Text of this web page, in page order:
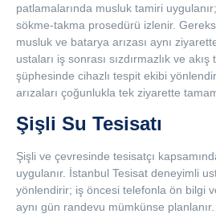
patlamalarında musluk tamiri
sökme-takma prosedürü izlenir.
musluk ve batarya arızası aynı
ustaları iş sonrası sızdırmazlık ve
şüphesinde cihazlı tespit ekibi
arızaları çoğunlukla tek ziyarette
Şişli Su Tesisatı
Şişli ve çevresinde tesisatçı
uygulanır. İstanbul Tesisat deneyimli
yönlendirir; iş öncesi telefonla ön bilgi
aynı gün randevu mümkünse planlanır.